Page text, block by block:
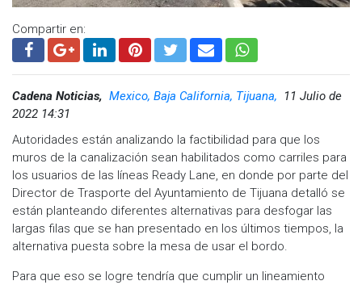
Compartir en:
Cadena Noticias, Mexico, Baja California, Tijuana,
11 Julio de
2022 14:31
Autoridades están analizando la factibilidad para que los
muros de la canalización sean habilitados como carriles para
los usuarios de las líneas Ready Lane, en donde por parte del
Director de Trasporte del Ayuntamiento de Tijuana detalló se
están planteando diferentes alternativas para desfogar las
largas filas que se han presentado en los últimos tiempos, la
alternativa puesta sobre la mesa de usar el bordo.
Para que eso se logre tendría que cumplir un lineamiento